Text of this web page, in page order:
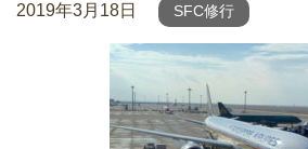
2019年3月18日 SFC修行